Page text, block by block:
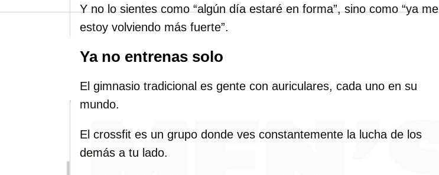
Y no lo sientes como “algún día estaré en forma”, sino como “ya me
estoy volviendo más fuerte”.
Ya no entrenas solo
El gimnasio tradicional es gente con auriculares, cada uno en su
mundo.
El crossfit es un grupo donde ves constantemente la lucha de los
demás a tu lado.